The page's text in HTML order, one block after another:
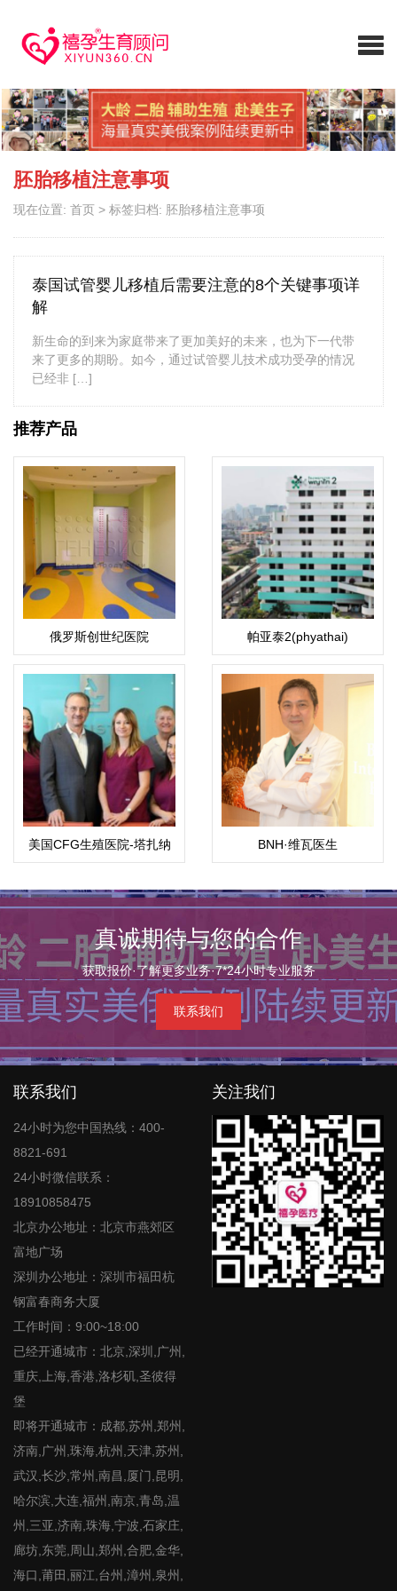
胚胎移植注意事项
现在位置: 首页 > 标签归档: 胚胎移植注意事项
泰国试管婴儿移植后需要注意的8个关键事项详
解
新生命的到来为家庭带来了更加美好的未来，也为下一代带
来了更多的期盼。如今，通过试管婴儿技术成功受孕的情况
已经非 […]
推荐产品
俄罗斯创世纪医院 帕亚泰2(phyathai)
美国CFG生殖医院-塔扎纳
总院
BNH·维瓦医生
真诚期待与您的合作
获取报价·了解更多业务·7*24小时专业服务
联系我们
联系我们
24小时为您中国热线：400-
8821-691
24小时微信联系：
18910858475
北京办公地址：北京市燕郊区
富地广场
深圳办公地址：深圳市福田杭
钢富春商务大厦
工作时间：9:00~18:00
已经开通城市：北京,深圳,广州,
重庆,上海,香港,洛杉矶,圣彼得
堡
即将开通城市：成都,苏州,郑州,
济南,广州,珠海,杭州,天津,苏州,
武汉,长沙,常州,南昌,厦门,昆明,
哈尔滨,大连,福州,南京,青岛,温
州,三亚,济南,珠海,宁波,石家庄,
廊坊,东莞,周山,郑州,合肥,金华,
海口,莆田,丽江,台州,漳州,泉州,
关注我们